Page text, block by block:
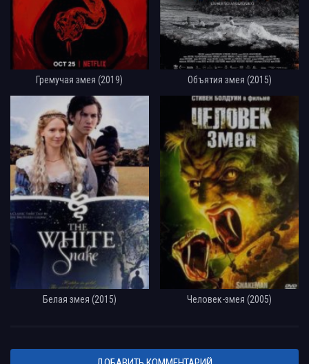
Гремучая змея (2019) Объятия змея (2015)
Белая змея (2015) Человек-змея (2005)